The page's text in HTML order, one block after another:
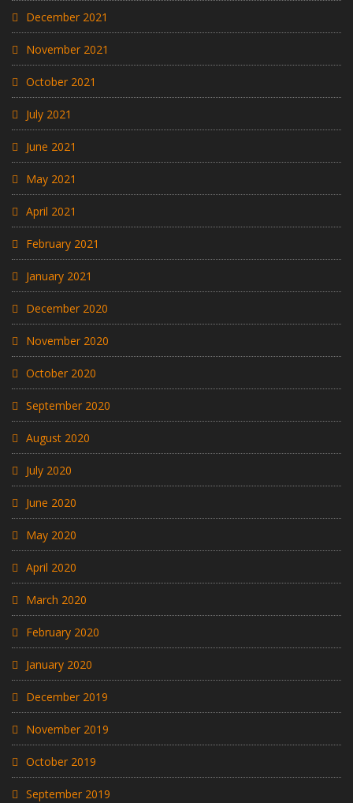
December 2021
November 2021
October 2021
July 2021
June 2021
May 2021
April 2021
February 2021
January 2021
December 2020
November 2020
October 2020
September 2020
August 2020
July 2020
June 2020
May 2020
April 2020
March 2020
February 2020
January 2020
December 2019
November 2019
October 2019
September 2019